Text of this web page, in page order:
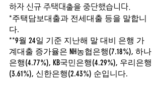
하자 신규 주택대출을 중단했습니다.
*주택담보대출과 전세대출 등을 말합니
다.
**9월 24일 기준 지난해 말 대비 은행 가
계대출 증가율은 NH농협은행(7.18%), 하나
은행(4.77%), KB국민은행(4.29%), 우리은행
(3.61%), 신한은행(2.43%) 순입니다.